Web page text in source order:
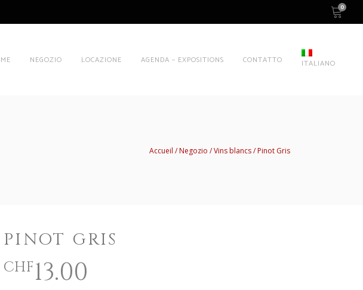
0
NEGOZIO LOCAZIONE AGENDA – EXPOSITIONS CONTATTO ITALIANO
Accueil Negozio Vins blancs Pinot Gris
PINOT GRIS
CHF13.00